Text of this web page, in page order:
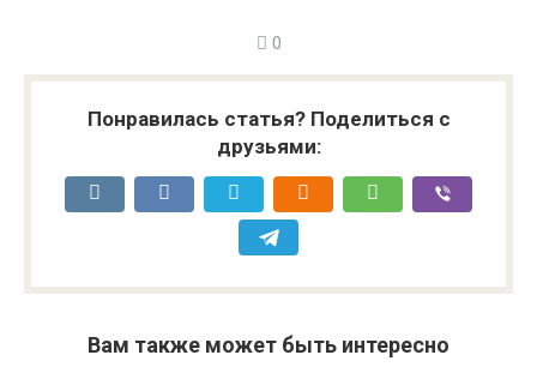
0
Понравилась статья? Поделиться с
друзьями:
Вам также может быть интересно